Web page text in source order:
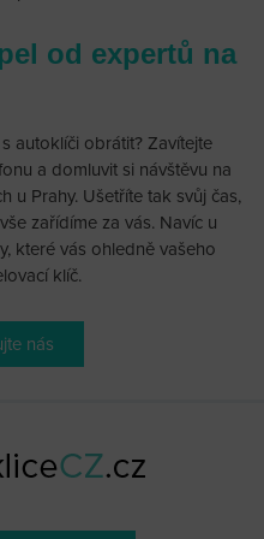
od expertů na
autoklíči obrátit? Zavítejte
a domluvit si návštěvu na
u Prahy. Ušetříte tak svůj čas,
zařídíme za vás. Navíc u
které vás ohledně vašeho
klíč.
nás